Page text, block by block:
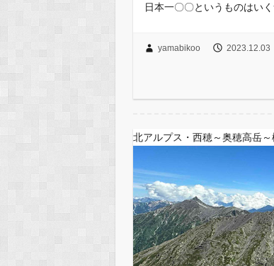
日本一〇〇というものはい
yamabikoo 2023.12.03
北アルプス・西穂～奥穂高岳